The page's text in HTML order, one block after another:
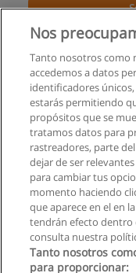
Impartido en:
Nos
Tanto nosotros como
accedemos a datos
identificadores
estarás permitiendo
propósitos que se
tratamos datos para
rastreadores, parte
dejar de ser
para cambiar tus
momento haciendo
que aparece en el en
tendrán efecto dentro
consulta nuestra
Tanto nosotros
para proporcionar: